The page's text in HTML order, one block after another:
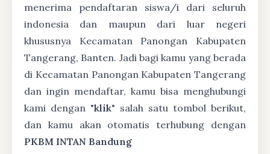
menerima pendaftaran siswa/i dari seluruh
indonesia dan maupun dari luar negeri
khususnya Kecamatan Panongan Kabupaten
Tangerang, Banten. Jadi bagi kamu yang berada
di Kecamatan Panongan Kabupaten Tangerang
dan ingin mendaftar, kamu bisa menghubungi
kami dengan "klik" salah satu tombol berikut,
dan kamu akan otomatis terhubung dengan
PKBM INTAN Bandung